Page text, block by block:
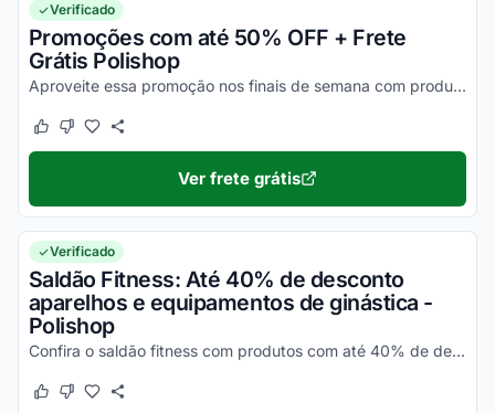
Verificado
Promoções com até 50% OFF + Frete
Grátis Polishop
Aproveite essa promoção nos finais de semana com produtos de até 50% OFF . Os produtos já estão com o desconto aplicado. Corra e aproveite!
Este cupom funcionou
Este cupom não funcionou
Ver frete grátis
Verificado
Saldão Fitness: Até 40% de desconto
aparelhos e equipamentos de ginástica -
Polishop
Confira o saldão fitness com produtos com até 40% de desconto. Confira!
Este cupom funcionou
Este cupom não funcionou